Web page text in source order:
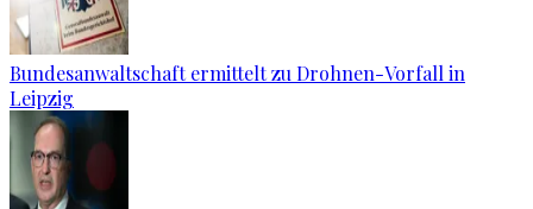
Bundesanwaltschaft ermittelt zu Drohnen-Vorfall in
Leipzig